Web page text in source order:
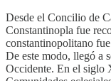
Desde el Concilio de
Constantinopla fue
constantinopolitano
De este modo, llegó a
Occidente. En el siglo